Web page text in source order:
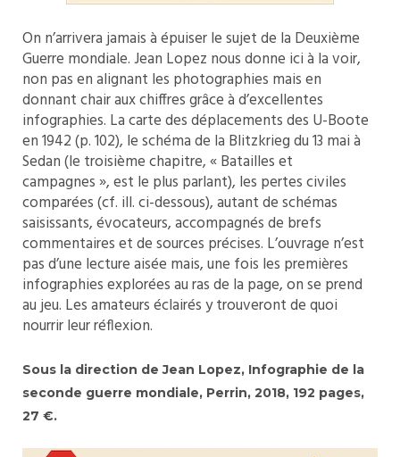
On n’arrivera jamais à épuiser le sujet de la Deuxième
Guerre mondiale. Jean Lopez nous donne ici à la voir,
non pas en alignant les photographies mais en
donnant chair aux chiffres grâce à d’excellentes
infographies. La carte des déplacements des U-Boote
en 1942 (p. 102), le schéma de la Blitzkrieg du 13 mai à
Sedan (le troisième chapitre, « Batailles et
campagnes », est le plus parlant), les pertes civiles
comparées (cf. ill. ci-dessous), autant de schémas
saisissants, évocateurs, accompagnés de brefs
commentaires et de sources précises. L’ouvrage n’est
pas d’une lecture aisée mais, une fois les premières
infographies explorées au ras de la page, on se prend
au jeu. Les amateurs éclairés y trouveront de quoi
nourrir leur réflexion.
Sous la direction de Jean Lopez, Infographie de la
seconde guerre mondiale, Perrin, 2018, 192 pages,
27 €.